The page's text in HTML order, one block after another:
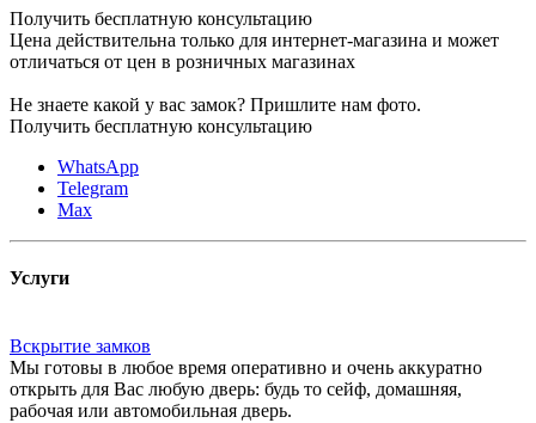
Получить бесплатную консультацию
Цена действительна только для интернет-магазина и может
отличаться от цен в розничных магазинах
Не знаете какой у вас замок? Пришлите нам фото.
Получить бесплатную консультацию
WhatsApp
Telegram
Max
Услуги
Вскрытие замков
Мы готовы в любое время оперативно и очень аккуратно
открыть для Вас любую дверь: будь то сейф, домашняя,
рабочая или автомобильная дверь.